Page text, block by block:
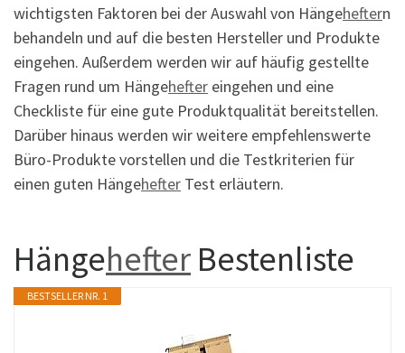
wichtigsten Faktoren bei der Auswahl von Hängeheftern
behandeln und auf die besten Hersteller und Produkte
eingehen. Außerdem werden wir auf häufig gestellte
Fragen rund um Hängehefter eingehen und eine
Checkliste für eine gute Produktqualität bereitstellen.
Darüber hinaus werden wir weitere empfehlenswerte
Büro-Produkte vorstellen und die Testkriterien für
einen guten Hängehefter Test erläutern.
Hängehefter Bestenliste
BESTSELLER NR. 1